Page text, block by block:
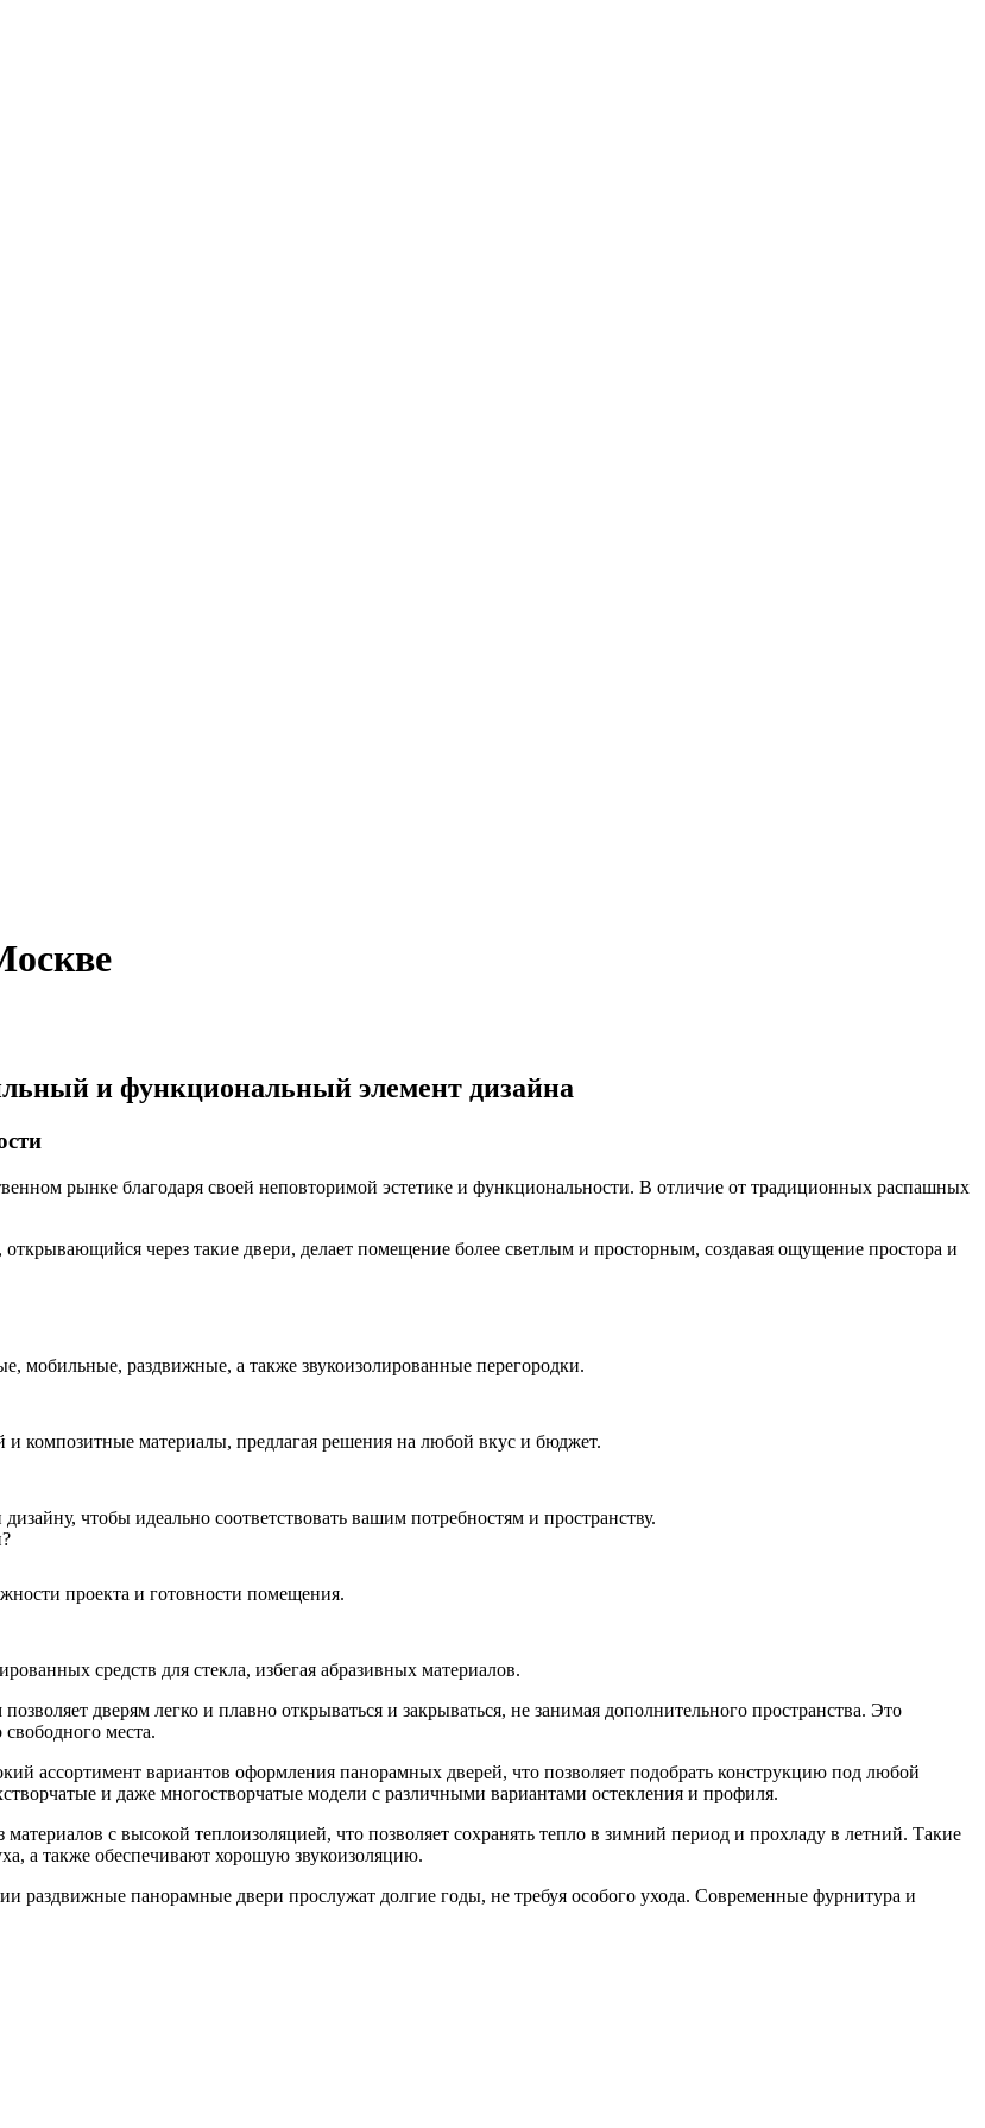
и функциональный элемент дизайна
рынке благодаря своей неповторимой эстетике и функциональности. В отличие от традиционных распашных
через такие двери, делает помещение более светлым и просторным, создавая ощущение простора и
мобильные, раздвижные, а также звукоизолированные перегородки.
композитные материалы, предлагая решения на любой вкус и бюджет.
чтобы идеально соответствовать вашим потребностям и пространству.
проекта и готовности помещения.
средств для стекла, избегая абразивных материалов.
дверям легко и плавно открываться и закрываться, не занимая дополнительного пространства. Это
места.
ассортимент вариантов оформления панорамных дверей, что позволяет подобрать конструкцию под любой
и даже многостворчатые модели с различными вариантами остекления и профиля.
с высокой теплоизоляцией, что позволяет сохранять тепло в зимний период и прохладу в летний. Такие
а также обеспечивают хорошую звукоизоляцию.
раздвижные панорамные двери прослужат долгие годы, не требуя особого ухода. Современные фурнитура и